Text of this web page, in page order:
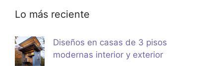
Lo más reciente
Diseños en casas de 3 pisos
modernas interior y exterior